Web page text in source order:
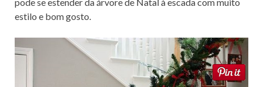
estilo e bom gosto.